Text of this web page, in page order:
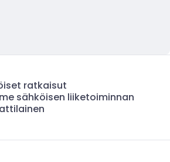
ratkaisut
sähköisen liiketoiminnan